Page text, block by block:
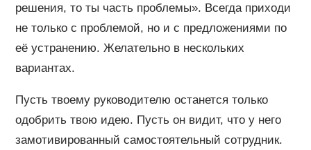
решения, то ты часть проблемы». Всегда приходи
не только с проблемой, но и с предложениями по
её устранению. Желательно в нескольких
вариантах.
Пусть твоему руководителю останется только
одобрить твою идею. Пусть он видит, что у него
замотивированный самостоятельный сотрудник.